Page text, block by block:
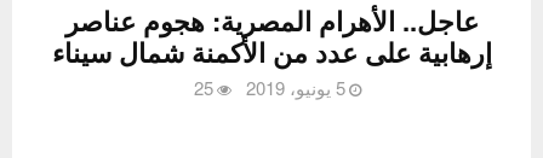
عاجل.. الأهرام المصرية: هجوم عناصر
إرهابية على عدد من الأكمنة شمال سيناء
5 يونيو، 2019 25